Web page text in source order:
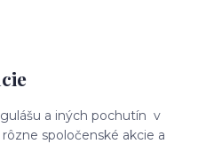
a iných pochutín v
spoločenské akcie a